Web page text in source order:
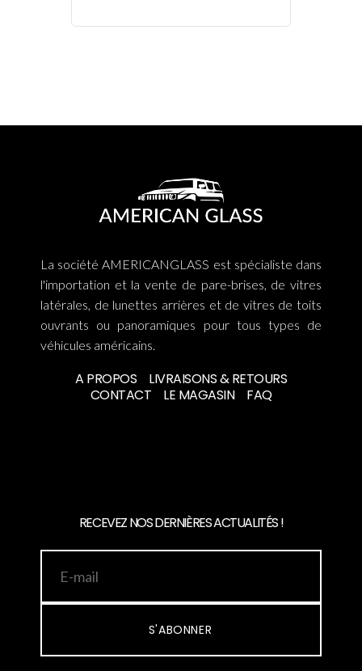
La société AMERICANGLASS est spécialiste dans
l'importation et la vente de pare-brises, de vitres
latérales, de lunettes arrières et de vitres de toits
ouvrants ou panoramiques pour tous types de
véhicules américains.
A PROPOS
LIVRAISONS & RETOURS
CONTACT
LE MAGASIN FAQ
RECEVEZ NOS DERNIÈRES ACTUALITÉS !
S'ABONNER